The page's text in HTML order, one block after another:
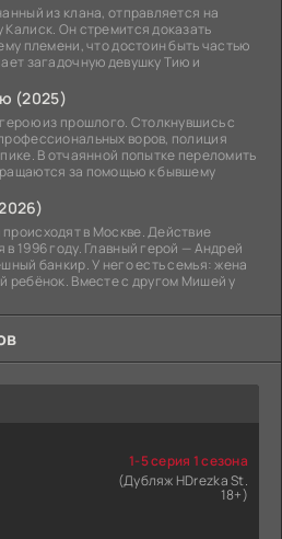
из клана, отправляется на
Он стремится доказать
племени, что достоин быть частью
загадочную девушку Тию и
(2025)
из прошлого. Столкнувшись с
воров, полиция
В отчаянной попытке переломить
за помощью к бывшему
в Москве. Действие
в 1996 году. Главный герой — Андрей
банкир. У него есть семья: жена
ребёнок. Вместе с другом Мишей у
1-5 серия 1 сезона
(Дубляж HDrezka St.
18+)